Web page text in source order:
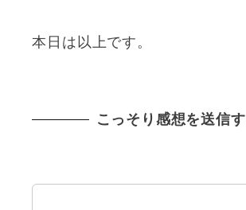
本日は以上です。
こっそり感想を送信